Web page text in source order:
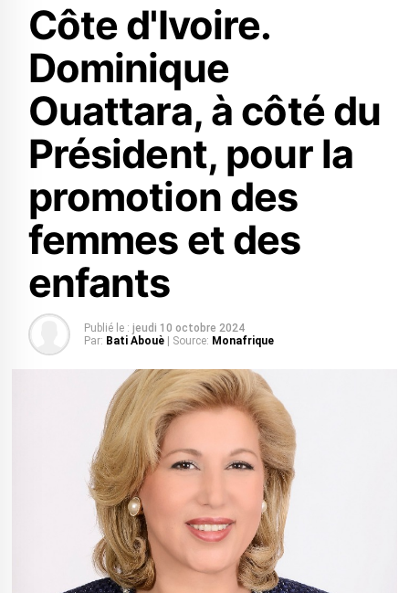
Côte d'Ivoire.
Dominique
Ouattara, à côté du
Président, pour la
promotion des
femmes et des
enfants
Publié le : jeudi 10 octobre 2024
Par: Bati Abouè | Source: Monafrique